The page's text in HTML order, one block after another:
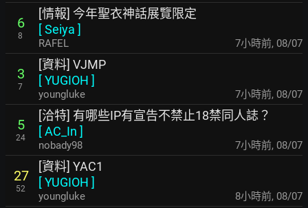
6
8
[情報] 今年聖衣神話展覽限定
[Seiya ]
RAFEL 7小時前, 08/07
3
7
[資料] VJMP
[YUGIOH ]
youngluke 7小時前, 08/07
5
24
[洽特] 有哪些IP有宣告不禁止18禁同人誌？
[AC_In ]
nobady98 7小時前, 08/07
27
52
[資料] YAC1
[YUGIOH ]
youngluke 8小時前, 08/07